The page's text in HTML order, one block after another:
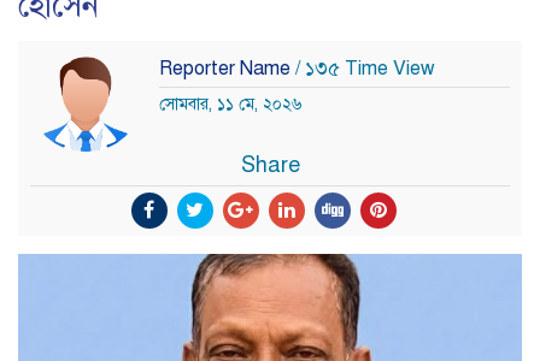
Reporter Name / ১৩৫ Time View
সোমবার, ১১ মে, ২০২৬
Share